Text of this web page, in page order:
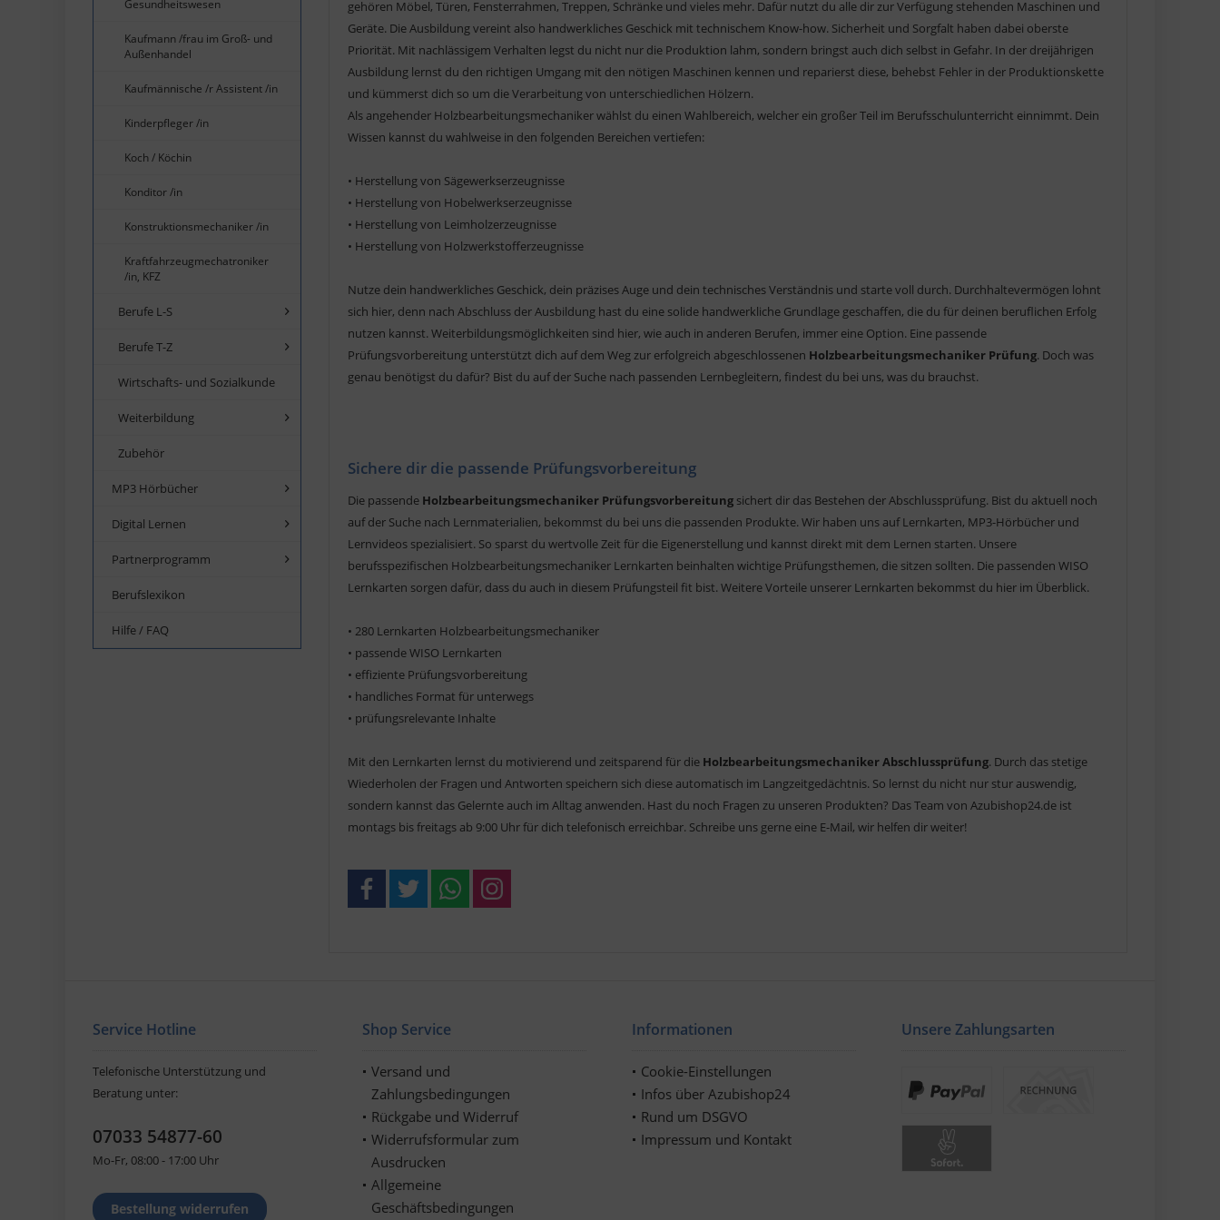
Gesundheitswesen
Kaufmann /frau im Groß- und
Außenhandel
Kaufmännische /r Assistent /in
Kinderpfleger /in
Koch / Köchin
Konditor /in
Konstruktionsmechaniker /in
Kraftfahrzeugmechatroniker
/in, KFZ
Berufe L-S
Berufe T-Z
Wirtschafts- und Sozialkunde
Weiterbildung
Zubehör
MP3 Hörbücher
Digital Lernen
Partnerprogramm
Berufslexikon
Hilfe / FAQ
gehören Möbel, Türen, Fensterrahmen, Treppen, Schränke und vieles mehr. Dafür nutzt du alle dir zur Verfügung stehenden Maschinen und
Geräte. Die Ausbildung vereint also handwerkliches Geschick mit technischem Know-how. Sicherheit und Sorgfalt haben dabei oberste
Priorität. Mit nachlässigem Verhalten legst du nicht nur die Produktion lahm, sondern bringst auch dich selbst in Gefahr. In der dreijährigen
Ausbildung lernst du den richtigen Umgang mit den nötigen Maschinen kennen und reparierst diese, behebst Fehler in der Produktionskette
und kümmerst dich so um die Verarbeitung von unterschiedlichen Hölzern.
Als angehender Holzbearbeitungsmechaniker wählst du einen Wahlbereich, welcher ein großer Teil im Berufsschulunterricht einnimmt. Dein
Wissen kannst du wahlweise in den folgenden Bereichen vertiefen:
• Herstellung von Sägewerkserzeugnisse
• Herstellung von Hobelwerkserzeugnisse
• Herstellung von Leimholzerzeugnisse
• Herstellung von Holzwerkstofferzeugnisse
Nutze dein handwerkliches Geschick, dein präzises Auge und dein technisches Verständnis und starte voll durch. Durchhaltevermögen lohnt
sich hier, denn nach Abschluss der Ausbildung hast du eine solide handwerkliche Grundlage geschaffen, die du für deinen beruflichen Erfolg
nutzen kannst. Weiterbildungsmöglichkeiten sind hier, wie auch in anderen Berufen, immer eine Option. Eine passende
Prüfungsvorbereitung unterstützt dich auf dem Weg zur erfolgreich abgeschlossenen Holzbearbeitungsmechaniker Prüfung. Doch was
genau benötigst du dafür? Bist du auf der Suche nach passenden Lernbegleitern, findest du bei uns, was du brauchst.
Sichere dir die passende Prüfungsvorbereitung
Die passende Holzbearbeitungsmechaniker Prüfungsvorbereitung sichert dir das Bestehen der Abschlussprüfung. Bist du aktuell noch
auf der Suche nach Lernmaterialien, bekommst du bei uns die passenden Produkte. Wir haben uns auf Lernkarten, MP3-Hörbücher und
Lernvideos spezialisiert. So sparst du wertvolle Zeit für die Eigenerstellung und kannst direkt mit dem Lernen starten. Unsere
berufsspezifischen Holzbearbeitungsmechaniker Lernkarten beinhalten wichtige Prüfungsthemen, die sitzen sollten. Die passenden WISO
Lernkarten sorgen dafür, dass du auch in diesem Prüfungsteil fit bist. Weitere Vorteile unserer Lernkarten bekommst du hier im Überblick.
• 280 Lernkarten Holzbearbeitungsmechaniker
• passende WISO Lernkarten
• effiziente Prüfungsvorbereitung
• handliches Format für unterwegs
• prüfungsrelevante Inhalte
Mit den Lernkarten lernst du motivierend und zeitsparend für die Holzbearbeitungsmechaniker Abschlussprüfung. Durch das stetige
Wiederholen der Fragen und Antworten speichern sich diese automatisch im Langzeitgedächtnis. So lernst du nicht nur stur auswendig,
sondern kannst das Gelernte auch im Alltag anwenden. Hast du noch Fragen zu unseren Produkten? Das Team von Azubishop24.de ist
montags bis freitags ab 9:00 Uhr für dich telefonisch erreichbar. Schreibe uns gerne eine E-Mail, wir helfen dir weiter!
Service Hotline
Telefonische Unterstützung und
Beratung unter:
07033 54877-60
Mo-Fr, 08:00 - 17:00 Uhr
Bestellung widerrufen
Shop Service
Versand und
Zahlungsbedingungen
Rückgabe und Widerruf
Widerrufsformular zum
Ausdrucken
Allgemeine
Geschäftsbedingungen
Informationen
Cookie-Einstellungen
Infos über Azubishop24
Rund um DSGVO
Impressum und Kontakt
Unsere Zahlungsarten